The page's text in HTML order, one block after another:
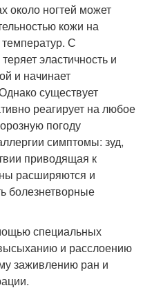
около ногтей может
кожи на
С
эластичность и
и начинает
существует
реагирует на любое
погоду
симптомы: зуд,
приводящая к
расширяются и
болезнетворные
специальных
и расслоению
заживлению ран и